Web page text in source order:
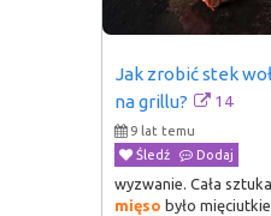
Jak zrobić stek
na grillu?
14
9 lat temu
Śledź
Dodaj
wyzwanie. Cała
mięso było